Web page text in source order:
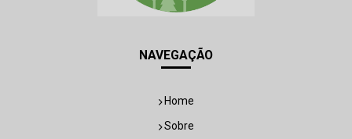
NAVEGAÇÃO
Home
Sobre